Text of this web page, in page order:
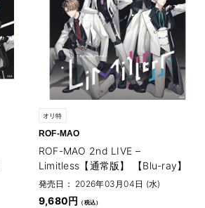
オリ特
ROF-MAO
ROF-MAO 2nd LIVE –
Limitless【通常版】 【Blu-ray】
発売日： 2026年03月04日 (水)
9,680円